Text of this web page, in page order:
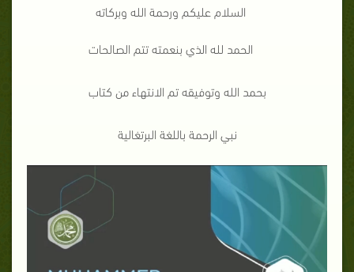
السلام عليكم ورحمة الله وبركاته
الحمد لله الذي بنعمته تتم الصالحات
بحمد الله وتوفيقه تم الانتهاء من كتاب
نبي الرحمة باللغة البرتغالية